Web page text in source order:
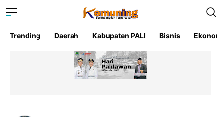
Trending Daerah Kabupaten PALI Bisnis